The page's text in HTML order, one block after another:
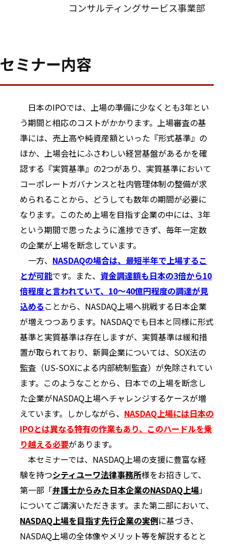
コンサルティングサービス事業部
セミナー内容
日本のIPOでは、上場の準備に少なくとも3年とい
う期間と相応のコストがかかります。上場審査の基
準には、売上高や純資産額といった『形式基準』の
ほか、上場会社にふさわしい経営基盤があるかを確
認する『実質基準』の2つがあり、実質基準において
コーポレートガバナンスと社内管理体制の整備が求
められることから、どうしても数年の期間が必要に
なります。このため上場を目指す企業の中には、3年
という期間で思ったように進捗できず、毎年一定数
の企業が上場を断念しています。
一方、 NASDAQの場合は、最短半年で上場するこ
とが可能です。また、 資金調達額も日本の3倍から10
倍程度と言われていて、10～40億円程度の調達が見
込めることから、NASDAQ上場へ挑戦する日本企業
が増えつつあります。NASDAQでも日本と同様に形式
基準と実質基準は存在しますが、実質基準は緩和措
置が取られており、新興企業については、SOX法の
監査（US-SOXによる内部統制監査）が免除されてい
ます。このようなことから、日本での上場を断念し
た企業がNASDAQ上場へチャレンジするケースが増
えています。しかしながら、 NASDAQ上場には日本の
IPOとは異なる特有の作業もあり、このハードルを乗
り越える必要があります。
本セミナーでは、NASDAQ上場の支援に豊富な経
験を持つシティユーワ法律事務所様をお招きして、
第一部「弁護士からみた日本企業のNASDAQ上場」
についてご講演いただきます。また第二部において、
NASDAQ上場を目指す先行企業の実例に基づき、
NASDAQ上場の全体像やメリット等を解説するとと